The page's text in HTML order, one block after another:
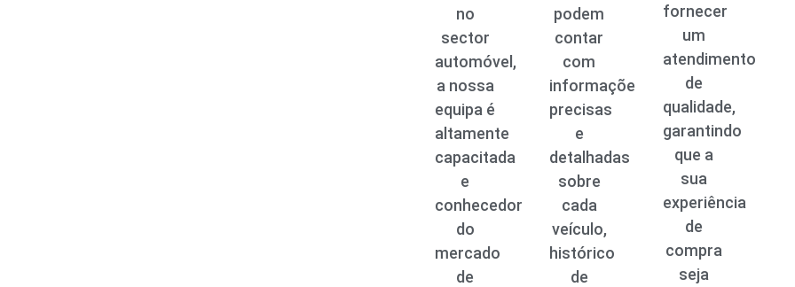
no
sector
automóvel,
a nossa
equipa é
altamente
capacitada
e
conhecedora
do
mercado
de
podem
contar
com
informações
precisas
e
detalhadas
sobre
cada
veículo,
histórico
de
fornecer
um
atendimento
de
qualidade,
garantindo
que a
sua
experiência
de
compra
seja